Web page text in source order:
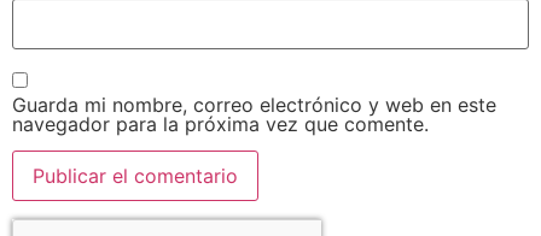
Guarda mi nombre, correo electrónico y web en este
navegador para la próxima vez que comente.